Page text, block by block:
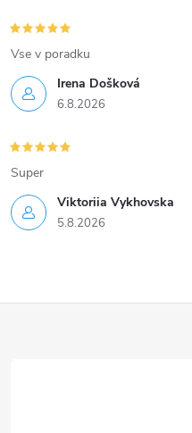
Irena Došková
6.8.2026
Vse v poradku
Viktoriia Vykhovska
5.8.2026
Super